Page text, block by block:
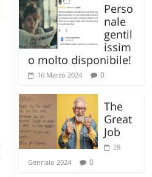
Perso
nale
gentil
issim
o molto disponibile!
16 Marzo 2024 0
The
Great
Job
28
Gennaio 2024
0